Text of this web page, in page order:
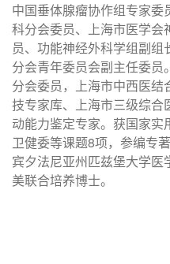
中国垂体腺瘤协作组专家
科分会委员、上海市医学
员、功能神经外科学组副
分会青年委员会副主任委
分会委员，上海市中西医
技专家库、上海市三级综合
动能力鉴定专家。获国家
卫健委等课题8项，参编专
宾夕法尼亚州匹兹堡大学
美联合培养博士。